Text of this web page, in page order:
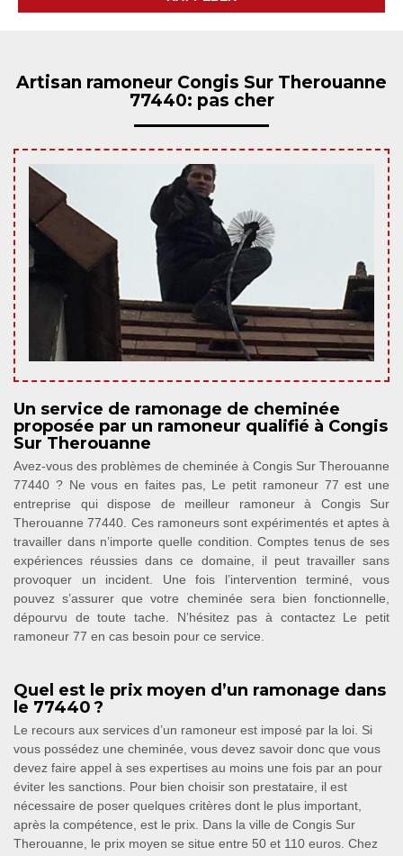
Artisan ramoneur Congis Sur Therouanne
77440: pas cher
Un service de ramonage de cheminée
proposée par un ramoneur qualifié à Congis
Sur Therouanne
Avez-vous des problèmes de cheminée à Congis Sur Therouanne
77440 ? Ne vous en faites pas, Le petit ramoneur 77 est une
entreprise qui dispose de meilleur ramoneur à Congis Sur
Therouanne 77440. Ces ramoneurs sont expérimentés et aptes à
travailler dans n’importe quelle condition. Comptes tenus de ses
expériences réussies dans ce domaine, il peut travailler sans
provoquer un incident. Une fois l’intervention terminé, vous
pouvez s’assurer que votre cheminée sera bien fonctionnelle,
dépourvu de toute tache. N’hésitez pas à contactez Le petit
ramoneur 77 en cas besoin pour ce service.
Quel est le prix moyen d’un ramonage dans
le 77440 ?
Le recours aux services d’un ramoneur est imposé par la loi. Si
vous possédez une cheminée, vous devez savoir donc que vous
devez faire appel à ses expertises au moins une fois par an pour
éviter les sanctions. Pour bien choisir son prestataire, il est
nécessaire de poser quelques critères dont le plus important,
après la compétence, est le prix. Dans la ville de Congis Sur
Therouanne, le prix moyen se situe entre 50 et 110 euros. Chez